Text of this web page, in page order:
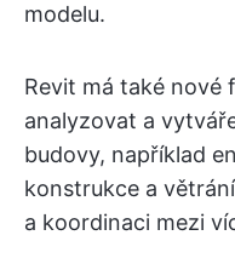
modelu.
Revit má také nové
analyzovat a
budovy, například
konstrukce a
a koordinaci mezi